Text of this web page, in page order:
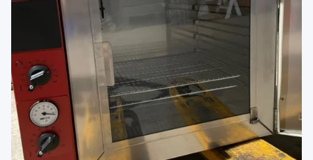
Pumpen
Verkaufen
Blog
Über